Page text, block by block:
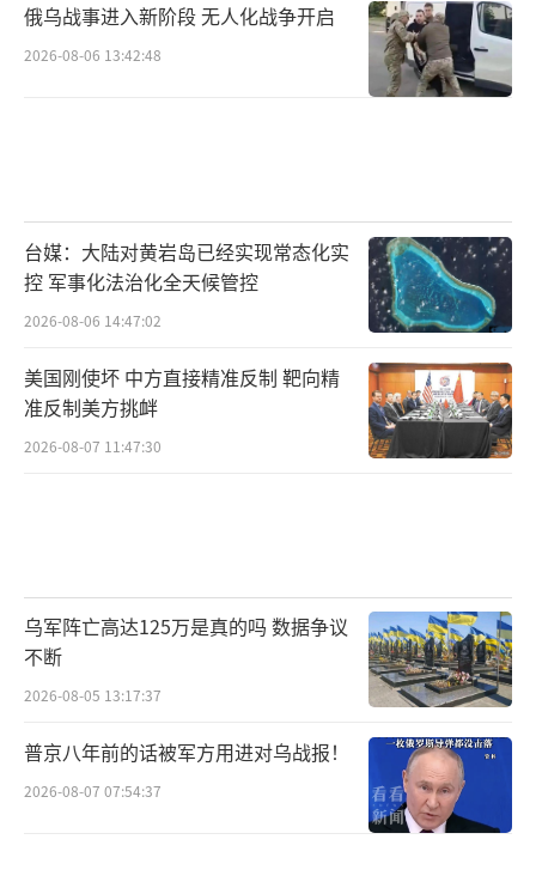
俄乌战事进入新阶段 无人化战争开启
2026-08-06 13:42:48
台媒：大陆对黄岩岛已经实现常态化实
控 军事化法治化全天候管控
2026-08-06 14:47:02
美国刚使坏 中方直接精准反制 靶向精
准反制美方挑衅
2026-08-07 11:47:30
乌军阵亡高达125万是真的吗 数据争议
不断
2026-08-05 13:17:37
普京八年前的话被军方用进对乌战报！
2026-08-07 07:54:37